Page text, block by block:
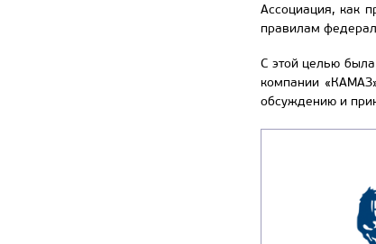
Ассоциация, как
правилам
С этой целью
компании
обсуждению и